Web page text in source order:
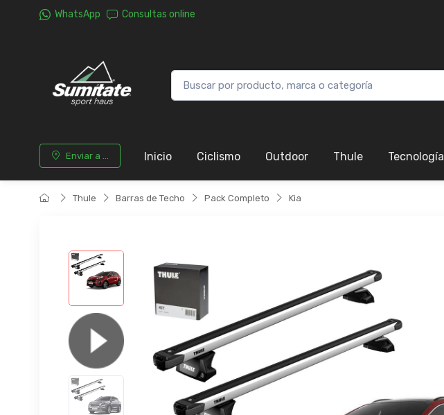
WhatsApp Consultas online
Enviar a ... Inicio Ciclismo Outdoor Thule Tecnología
Thule Barras de Techo Pack Completo Kia